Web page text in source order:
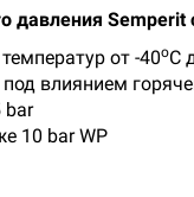
давления Semperit
от -40оС
влиянием
bar
10 bar WP